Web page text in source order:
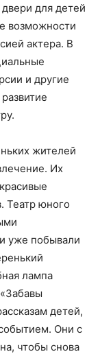
для детей
возможности
актера. В
и другие
жителей
Их
Театр юного
уже побывали
лампа
детей,
Они с
чтобы снова